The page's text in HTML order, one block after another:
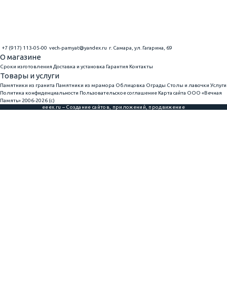
+7 (917) 113-05-00 vech-pamyat@yandex.ru г. Самара, ул. Гагарина, 69
О магазине
Сроки изготовления Доставка и установка Гарантия Контакты
Товары и услуги
Памятники из гранита Памятники из мрамора Облицовка Ограды Столы и лавочки Услуги
Политика конфиденциальности Пользовательское соглашение Карта сайта ООО «Вечная
Память» 2006-2026 (с)
eeex.ru – Создание сайтов, приложений, продвижение